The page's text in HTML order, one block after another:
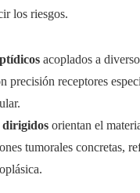
los riesgos.
acoplados a
precisión receptores
orientan el
tumorales concretas,